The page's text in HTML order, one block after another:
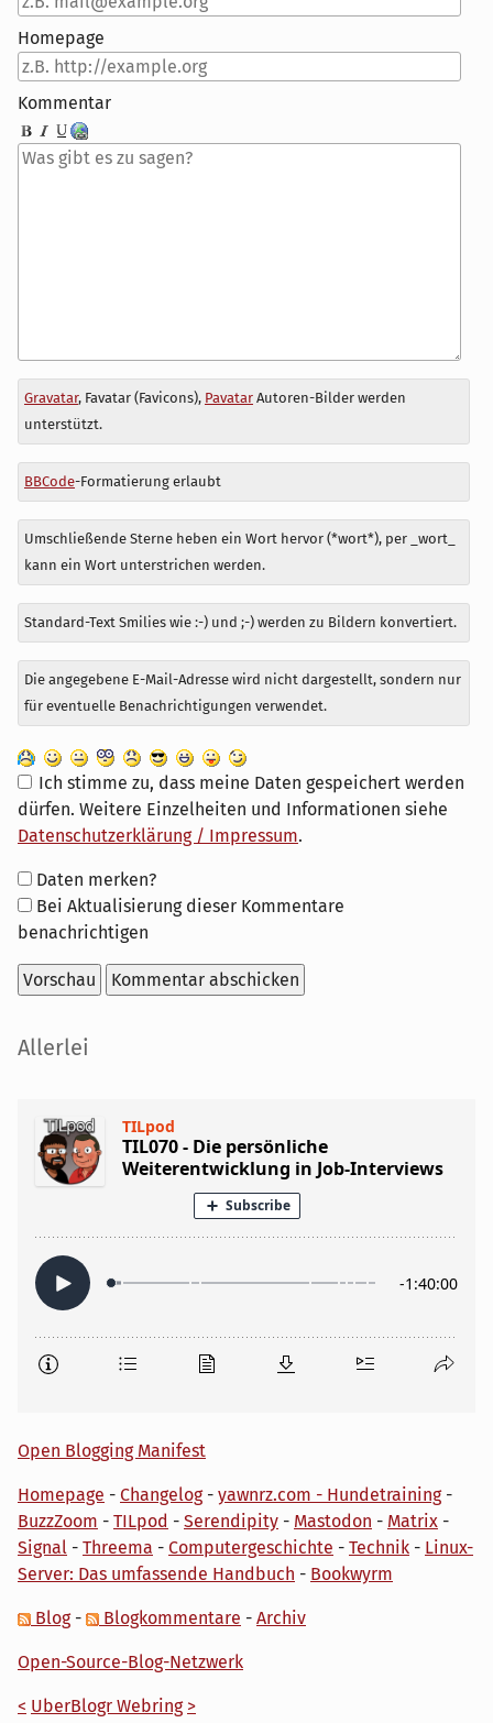
Homepage
Kommentar
Antwort
zu
Gravatar, Favatar (Favicons), PavatarAutoren-Bilder werden
unterstützt.
BBCode-Formatierung erlaubt
Umschließende Sterne heben ein Wort hervor (*wort*), per _wort_
kann ein Wort unterstrichen werden.
Standard-Text Smilies wie :-) und ;-) werden zu Bildern konvertiert.
Die angegebene E-Mail-Adresse wird nicht dargestellt, sondern nur
für eventuelle Benachrichtigungen verwendet.
Ich stimme zu, dass meine Daten gespeichert werden
dürfen. Weitere Einzelheiten und Informationen siehe
Datenschutzerklärung / Impressum.
Formular-
Optionen
Daten merken?
Bei Aktualisierung dieser Kommentare
benachrichtigen
Seitenleiste
Allerlei
Open Blogging Manifest
Homepage - Changelog- yawnrz.com - Hundetraining-
BuzzZoom - TILpod - Serendipity - Mastodon - Matrix -
Signal - Threema - Computergeschichte - Technik - Linux-
Server: Das umfassende Handbuch - Bookwyrm
Blog- Blogkommentare - Archiv
Open-Source-Blog-Netzwerk
< UberBlogr Webring >